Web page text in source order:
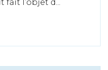
l’objet d...